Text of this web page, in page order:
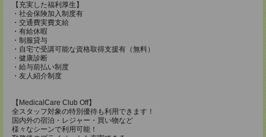
【充実した福利厚生】
・社会保険加入制度有
・交通費実費支給
・有給休暇
・制服貸与
・自宅で受講可能な資格取得支援有（無料）
・健康診断
・給与前払い制度
・友人紹介制度
【MedicalCare Club Off】
全スタッフ対象の特別優待も利用できます！
国内外の宿泊・レジャー・買い物など
様々なシーンで利用可能！